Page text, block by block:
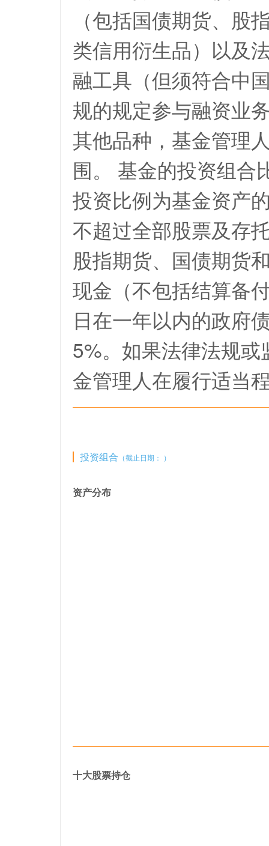
（包括国债期货、
类信用衍生品）以及
融工具（但须符合中
规的规定参与融资业
其他品种，基金管理
围。 基金的投资组合
投资比例为基金资产
不超过全部股票及存
股指期货、国债期货
现金（不包括结算备
日在一年以内的政府
5%。如果法律法规
金管理人在履行适当
投资组合 （截止日期： ）
资产分布
十大股票持仓